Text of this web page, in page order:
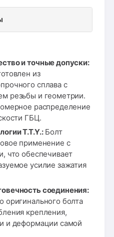
и точные допуски:
из
сплава с
резьбы и геометрии.
распределение
ГБЦ.
T.T.Y.:Болт
применение с
что обеспечивает
усилие зажатия
соединения:
оригинального болта
крепления,
и деформации самой